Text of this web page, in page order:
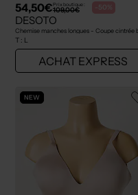
54,50€Prix boutique :
109,00€ -50%
DESOTO
T : L
ACHAT EXPRESS
NEW